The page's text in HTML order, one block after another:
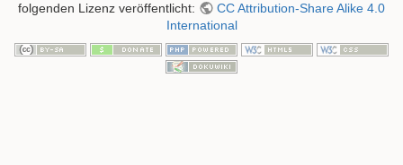
folgenden Lizenz veröffentlicht:
CC Attribution-Share Alike 4.0
International